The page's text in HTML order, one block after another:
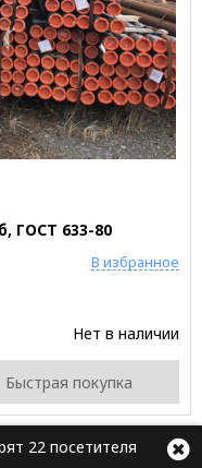
ГОСТ 633-80
В избранное
Нет в наличии
Быстрая покупка
22 посетителя